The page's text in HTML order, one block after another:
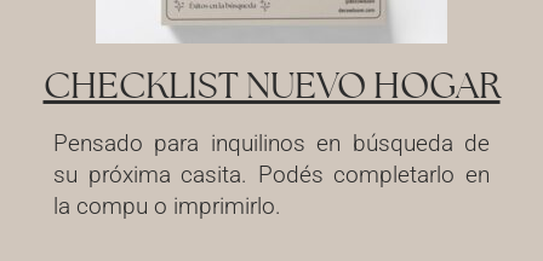
CHECKLIST NUEVO HOGAR
Pensado para inquilinos en búsqueda de
su próxima casita. Podés completarlo en
la compu o imprimirlo.